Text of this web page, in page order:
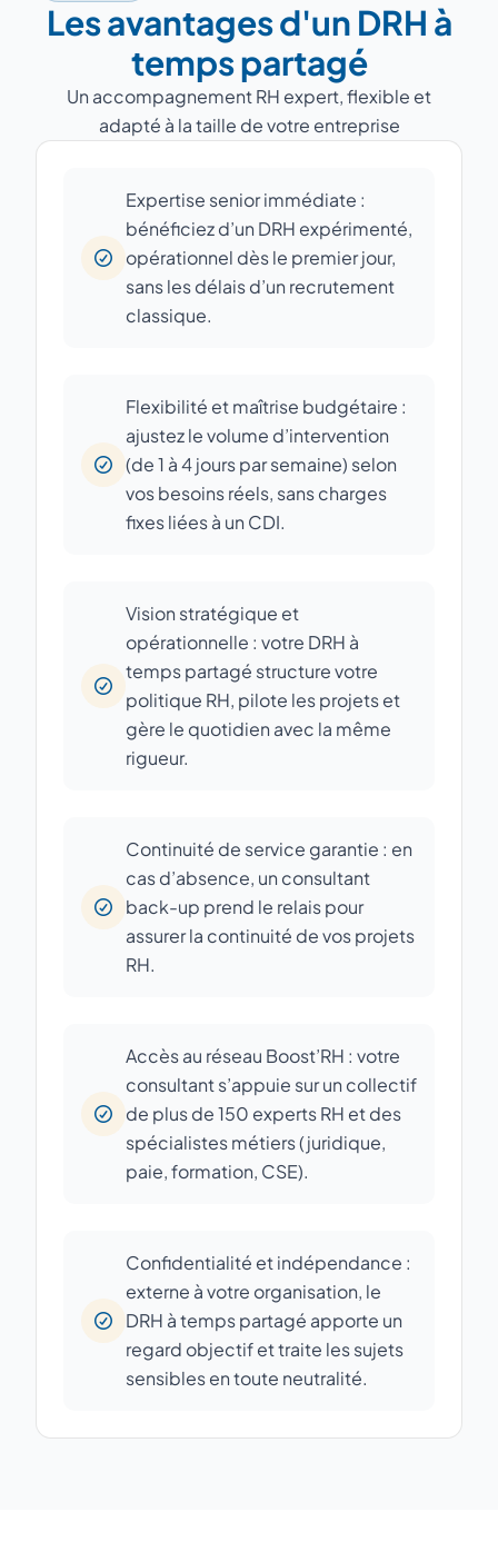
Les avantages d'un DRH à
temps partagé
Un accompagnement RH expert, flexible et
adapté à la taille de votre entreprise
Expertise senior immédiate :
bénéficiez d’un DRH expérimenté,
opérationnel dès le premier jour,
sans les délais d’un recrutement
classique.
Flexibilité et maîtrise budgétaire :
ajustez le volume d’intervention
(de 1 à 4 jours par semaine) selon
vos besoins réels, sans charges
fixes liées à un CDI.
Vision stratégique et
opérationnelle : votre DRH à
temps partagé structure votre
politique RH, pilote les projets et
gère le quotidien avec la même
rigueur.
Continuité de service garantie : en
cas d’absence, un consultant
back-up prend le relais pour
assurer la continuité de vos projets
RH.
Accès au réseau Boost’RH : votre
consultant s’appuie sur un collectif
de plus de 150 experts RH et des
spécialistes métiers (juridique,
paie, formation, CSE).
Confidentialité et indépendance :
externe à votre organisation, le
DRH à temps partagé apporte un
regard objectif et traite les sujets
sensibles en toute neutralité.